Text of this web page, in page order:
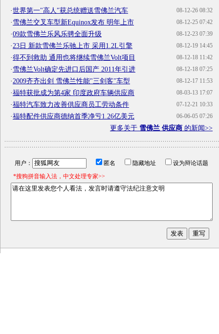
08-12-26 08:32
·世界第一"高人"获总统赠送雪佛兰汽车
08-12-25 07:42
·雪佛兰交叉车型新Equinox发布 明年上市
08-12-23 07:39
·09款雪佛兰乐风乐骋全面升级
08-12-19 14:45
·23日 新款雪佛兰乐驰上市 采用1.2L引擎
08-12-18 11:42
·得不到救助 通用也将继续雪佛兰Volt项目
08-12-18 07:25
·雪佛兰Volt确定先进口后国产 2011年引进
08-12-17 11:53
·2009齐齐出剑 雪佛兰性能"三剑客"车型
08-03-13 17:07
·福特获批成为第4家 印度政府车辆供应商
07-12-21 10:33
·福特汽车致力改善供应商员工劳动条件
06-06-05 07:26
·福特配件供应商德纳首季净亏1.26亿美元
更多关于 雪佛兰 供应商 的新闻>>
用户： 匿名 隐藏地址
设为辩论话题
*搜狗拼音输入法，中文处理专家>>